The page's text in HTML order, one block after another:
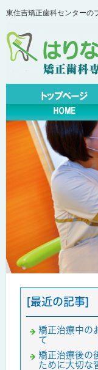
東住吉矯正歯科センターの
[最近の記事]
矯正治療中の
て
矯正治療後の
ために大切な